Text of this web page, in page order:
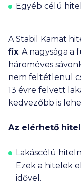
Egyéb célú
A Stabil Kamat
fix. A nagysága
hároméves
nem feltétlenül
13 évre felvett
kedvezőbb is
Az elérhető
Lakáscélú
Ezek a hitelek
idővel.